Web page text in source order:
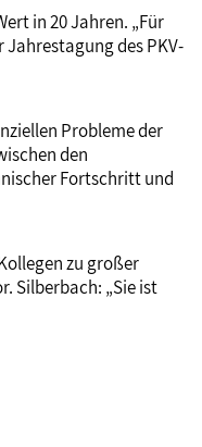
in 20 Jahren. „Für
des PKV-
Probleme der
den
Fortschritt und
zu großer
Silberbach: „Sie ist